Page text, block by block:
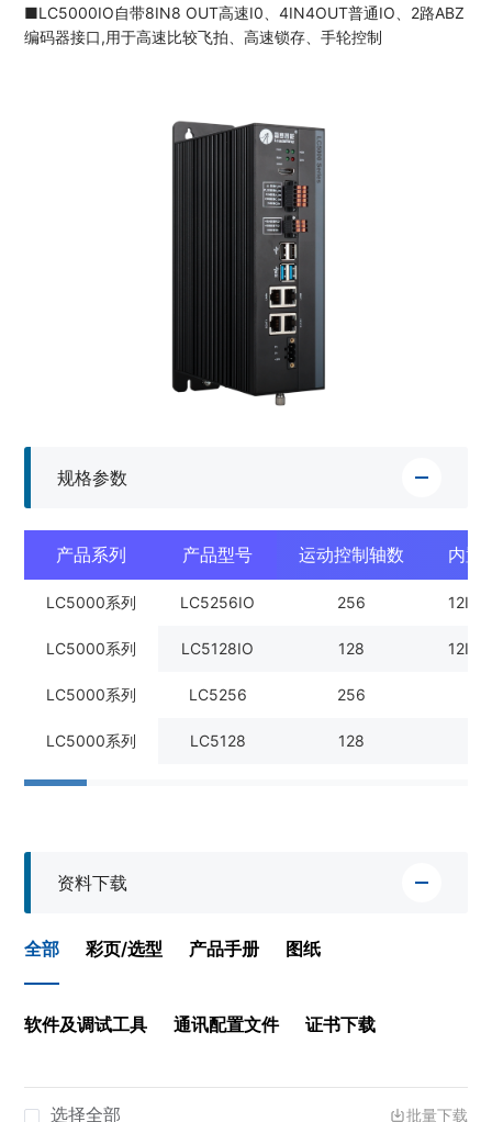
■LC5000IO自带8IN8 OUT高速I0、4IN4OUT普通IO、2路ABZ
编码器接口,用于高速比较飞拍、高速锁存、手轮控制
规格参数
产品系列 产品型号 运动控制轴数 内置
LC5000系列 LC5256IO 256 12IN/
LC5000系列 LC5128IO 128 12IN/
LC5000系列 LC5256 256
LC5000系列 LC5128 128
资料下载
全部 彩页/选型 产品手册 图纸
软件及调试工具 通讯配置文件 证书下载
选择全部 批量下载